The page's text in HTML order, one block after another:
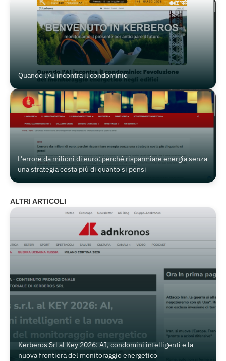
energetico
Quando l'AI incontra il condominio
L'errore da milioni di euro: perché risparmiare energia senza
una strategia costa più di quanto si pensi
ALTRI ARTICOLI
Kerberos Srl al Key 2026: AI, condomini intelligenti e la
nuova frontiera del monitoraggio energetico